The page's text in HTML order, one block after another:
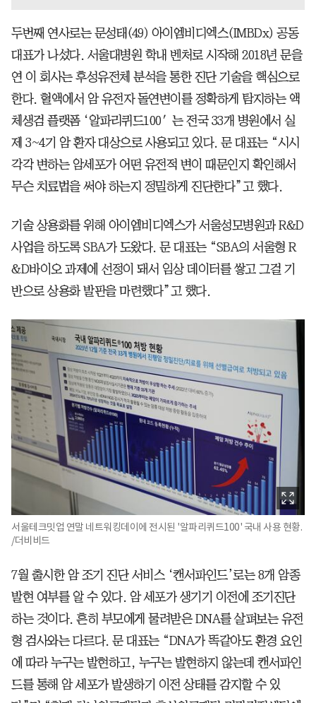
두번째 연사로는 문성태(49) 아이엠비디엑스(IMBDx) 공동
대표가 나섰다. 서울대병원 학내 벤처로 시작해 2018년 문을
연 이 회사는 후성유전체 분석을 통한 진단 기술을 핵심으로
한다. 혈액에서 암 유전자 돌연변이를 정확하게 탐지하는 액
체생검 플랫폼 ‘알파리퀴드100′는 전국 33개 병원에서 실
제 3~4기 암 환자 대상으로 사용되고 있다. 문 대표는 “시시
각각 변하는 암세포가 어떤 유전적 변이 때문인지 확인해서
무슨 치료법을 써야 하는지 정밀하게 진단한다”고 했다.
기술 상용화를 위해 아이엠비디엑스가 서울성모병원과 R&D
사업을 하도록 SBA가 도왔다. 문 대표는 “SBA의 서울형 R
&D바이오 과제에 선정이 돼서 임상 데이터를 쌓고 그걸 기
반으로 상용화 발판을 마련했다”고 했다.
서울테크밋업 연말 네트워킹데이에 전시된 '알파리퀴드100' 국내 사용 현황.
/더비비드
7월 출시한 암 조기 진단 서비스 ‘캔서파인드’로는 8개 암종
발현 여부를 알 수 있다. 암 세포가 생기기 이전에 조기진단
하는 것이다. 흔히 부모에게 물려받은 DNA를 살펴보는 유전
형 검사와는 다르다. 문 대표는 “DNA가 똑같아도 환경 요인
에 따라 누구는 발현하고, 누구는 발현하지 않는데 캔서파인
드를 통해 암 세포가 발생하기 이전 상태를 감지할 수 있